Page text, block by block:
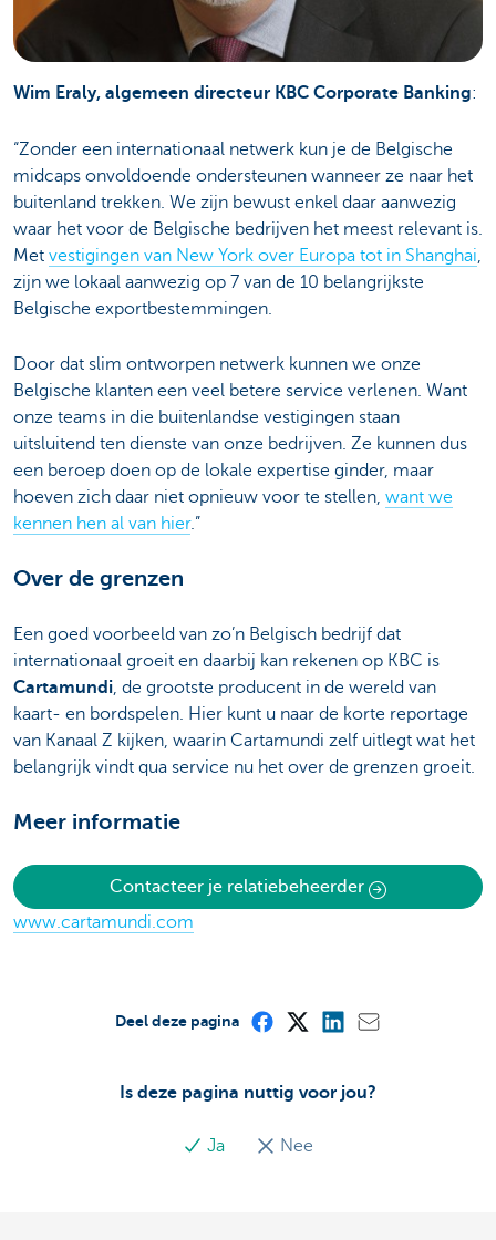
Wim Eraly, algemeen directeur KBC Corporate Banking:
“Zonder een internationaal netwerk kun je de Belgische
midcaps onvoldoende ondersteunen wanneer ze naar het
buitenland trekken. We zijn bewust enkel daar aanwezig
waar het voor de Belgische bedrijven het meest relevant is.
Met vestigingen van New York over Europa tot in Shanghai,
zijn we lokaal aanwezig op 7 van de 10 belangrijkste
Belgische exportbestemmingen.
Door dat slim ontworpen netwerk kunnen we onze
Belgische klanten een veel betere service verlenen. Want
onze teams in die buitenlandse vestigingen staan
uitsluitend ten dienste van onze bedrijven. Ze kunnen dus
een beroep doen op de lokale expertise ginder, maar
hoeven zich daar niet opnieuw voor te stellen, want we
kennen hen al van hier.”
Over de grenzen
Een goed voorbeeld van zo’n Belgisch bedrijf dat
internationaal groeit en daarbij kan rekenen op KBC is
Cartamundi, de grootste producent in de wereld van
kaart- en bordspelen. Hier kunt u naar de korte reportage
van Kanaal Z kijken, waarin Cartamundi zelf uitlegt wat het
belangrijk vindt qua service nu het over de grenzen groeit.
Meer informatie
Contacteer je relatiebeheerder
www.cartamundi.com
Is deze pagina nuttig voor jou?
Ja Nee
Deel deze pagina